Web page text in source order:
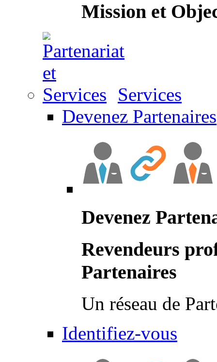
Mission et
Services
Devenez Partenaires
Devenez
Revendeurs
Partenaires
Un réseau de
Identifiez-vous